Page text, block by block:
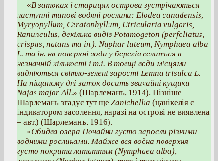
«В затоках і старицях острова зустрічаються
наступні типові водяні рослини: Elodea canadensis,
Myryopyllum, Ceratophyllum, Utricularia vulgaris,
Ranunculus, декілька видів Potamogeton (perfoliatus,
crispus, natans та ін.). Nuphar luteum, Nymphaea alba
L. та ін. на поверхні води у берегів селиться в
незначній кількості і т.і. В товщі води місцями
видніються світло-зелені зарості Lemna trisulca L.
На піщаному дні заток досить звичайні кущики
Najas major All.» (Шарлеманъ, 1914). Пізніше
Шарлемань згадує тут ще Zanichellіa (цанікелія є
індикатором засолення, наразі на острові не виявлена
– авт.) (Шарлеманъ, 1916).
«Обидва озера Почайни густо заросли різними
водними рослинами. Майже вся водна поверхня
густо покрита лататтям (Nymphaea alba),